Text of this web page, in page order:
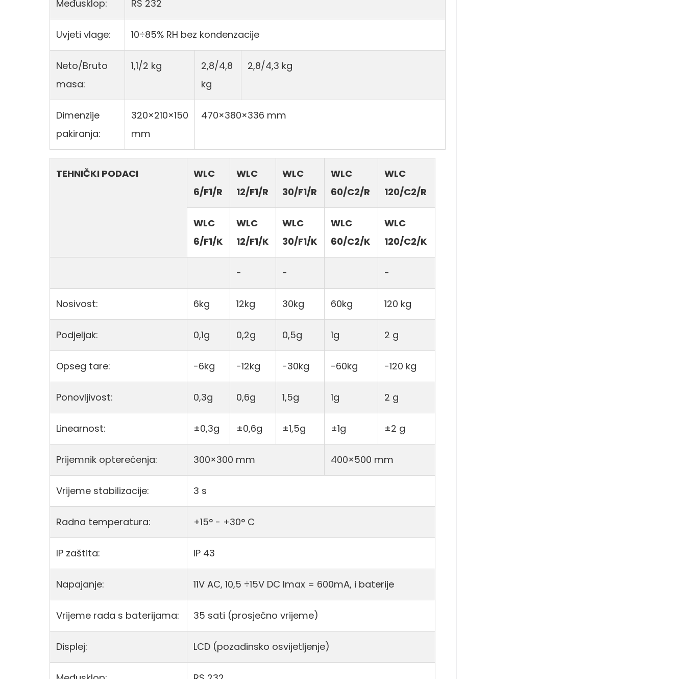
Međusklop: RS 232
Uvjeti vlage: 10÷85% RH bez kondenzacije
Neto/Bruto
masa:
1,1/2 kg
2,8/4,8
kg
2,8/4,3 kg
Dimenzije
pakiranja:
320×210×150
mm
470×380×336 mm
TEHNIČKI PODACI
WLC
6/F1/R
WLC
12/F1/R
WLC
30/F1/R
WLC
60/C2/R
WLC
120/C2/R
WLC
6/F1/K
WLC
12/F1/K
WLC
30/F1/K
WLC
60/C2/K
WLC
120/C2/K
- - -
Nosivost: 6kg 12kg 30kg 60kg 120 kg
Podjeljak: 0,1g 0,2g 0,5g 1g 2 g
Opseg tare: -6kg -12kg -30kg -60kg -120 kg
Ponovljivost: 0,3g 0,6g 1,5g 1g 2 g
Linearnost: ±0,3g ±0,6g ±1,5g ±1g ±2 g
Prijemnik opterećenja: 300×300 mm 400×500 mm
Vrijeme stabilizacije: 3 s
Radna temperatura: +15° - +30° C
IP zaštita: IP 43
Napajanje: 11V AC, 10,5 ÷15V DC Imax = 600mA, i baterije
Vrijeme rada s baterijama: 35 sati (prosječno vrijeme)
Displej: LCD (pozadinsko osvijetljenje)